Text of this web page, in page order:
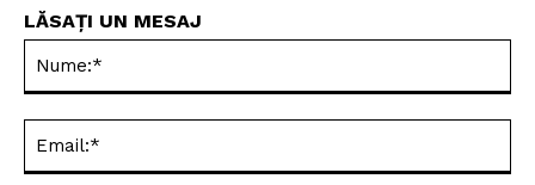
LĂSAȚI UN MESAJ